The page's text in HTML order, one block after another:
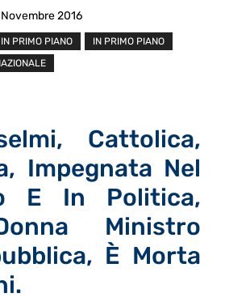
Novembre 2016
IN PRIMO PIANO
IN PRIMO PIANO
Cattolica,
Impegnata Nel
E In Politica,
Ministro
È Morta